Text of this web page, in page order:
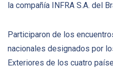
la compañía INFRA S.A. del
Participaron de los
nacionales designados por
Exteriores de los cuatro